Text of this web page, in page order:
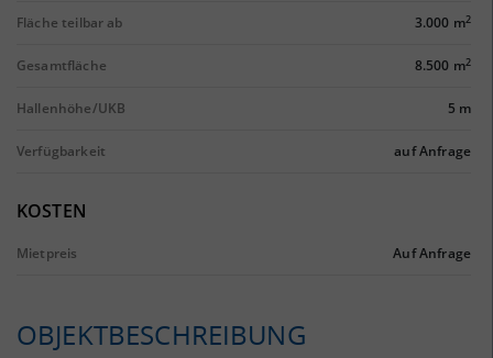
Fläche teilbar ab 3.000 m2
Gesamtfläche 8.500 m2
Hallenhöhe/UKB 5 m
Verfügbarkeit auf Anfrage
KOSTEN
Mietpreis Auf Anfrage
OBJEKTBESCHREIBUNG